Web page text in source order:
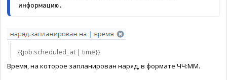
информацию.
{{job.scheduled_at | time}}
Время, на которое запланирован наряд, в формате ЧЧ:ММ.